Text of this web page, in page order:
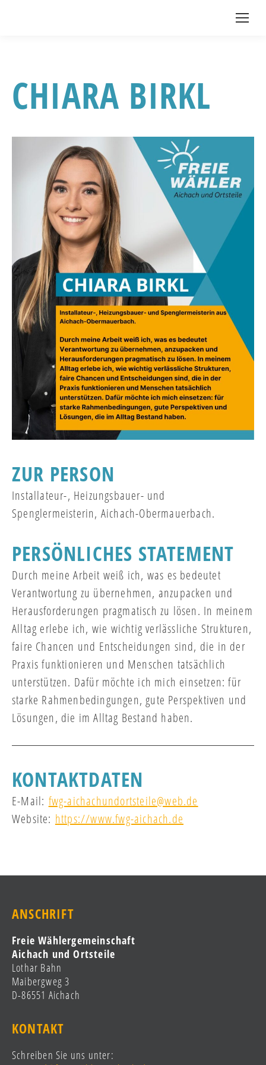
CHIARA BIRKL
ZUR PERSON
Installateur-, Heizungsbauer- und
Spenglermeisterin, Aichach-Obermauerbach.
PERSÖNLICHES STATEMENT
Durch meine Arbeit weiß ich, was es bedeutet
Verantwortung zu übernehmen, anzupacken und
Herausforderungen pragmatisch zu lösen. In meinem
Alltag erlebe ich, wie wichtig verlässliche Strukturen,
faire Chancen und Entscheidungen sind, die in der
Praxis funktionieren und Menschen tatsächlich
unterstützen. Dafür möchte ich mich einsetzen: für
starke Rahmenbedingungen, gute Perspektiven und
Lösungen, die im Alltag Bestand haben.
KONTAKTDATEN
E-Mail: fwg-aichachundortsteile@web.de
Website: https://www.fwg-aichach.de
ANSCHRIFT
Freie Wählergemeinschaft
Aichach und Ortsteile
Lothar Bahn
Maibergweg 3
D-86551 Aichach
KONTAKT
Schreiben Sie uns unter: